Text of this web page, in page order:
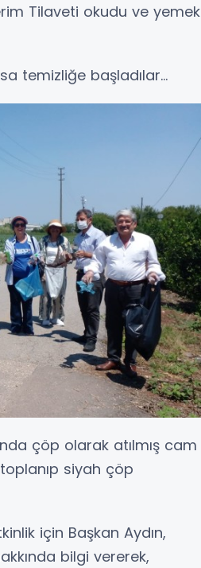
Tilaveti okudu ve yemek
temizliğe başladılar…
çöp olarak atılmış cam
siyah çöp
için Başkan Aydın,
bilgi vererek,